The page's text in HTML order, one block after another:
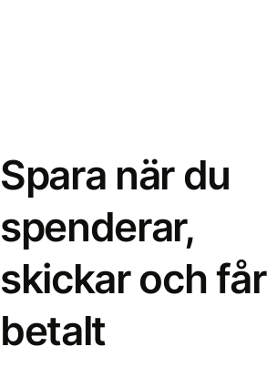
Spara när du
spenderar,
skickar och får
betalt